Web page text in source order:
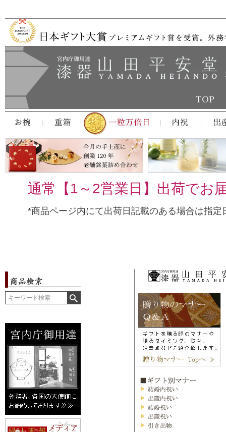
通常【1～2営業日】出荷でお
*商品ページ内にて出荷日記載のある場合は指定